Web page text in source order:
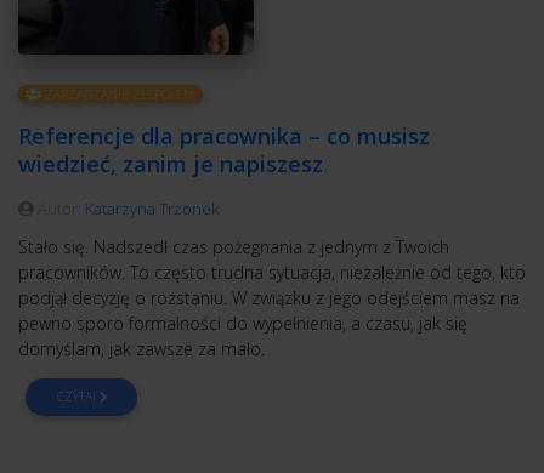
ZARZĄDZANIE ZESPOŁEM
Referencje dla pracownika – co musisz
wiedzieć, zanim je napiszesz
Katarzyna Trzonek
Stało się. Nadszedł czas pożegnania z jednym z Twoich
pracowników. To często trudna sytuacja, niezależnie od tego, kto
podjął decyzję o rozstaniu. W związku z jego odejściem masz na
pewno sporo formalności do wypełnienia, a czasu, jak się
domyślam, jak zawsze za mało.
CZYTAJ